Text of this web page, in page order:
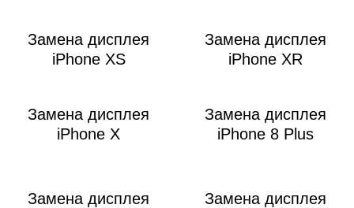
Замена дисплея
iPhone XS
Замена дисплея
iPhone XR
Замена дисплея
iPhone X
Замена дисплея
iPhone 8 Plus
Замена дисплея
Замена дисплея